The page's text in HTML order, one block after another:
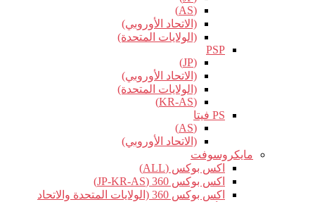
(AS)
(الاتحاد الأوروبي)
(الولايات المتحدة)
PSP
(JP)
(الاتحاد الأوروبي)
(الولايات المتحدة)
(KR-AS)
PS فيتا
(AS)
(الاتحاد الأوروبي)
مايكروسوفت
اكس بوكس (ALL)
اكس بوكس 360 (JP-KR-AS)
اكس بوكس 360 (الولايات المتحدة والاتحاد